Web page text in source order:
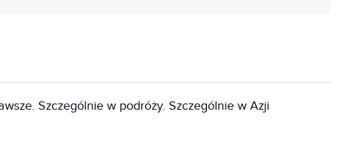
Szczególnie w podróży. Szczególnie w Azji